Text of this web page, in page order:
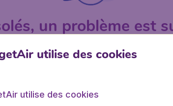
un problème est
utilise des cookies
utilise des cookies